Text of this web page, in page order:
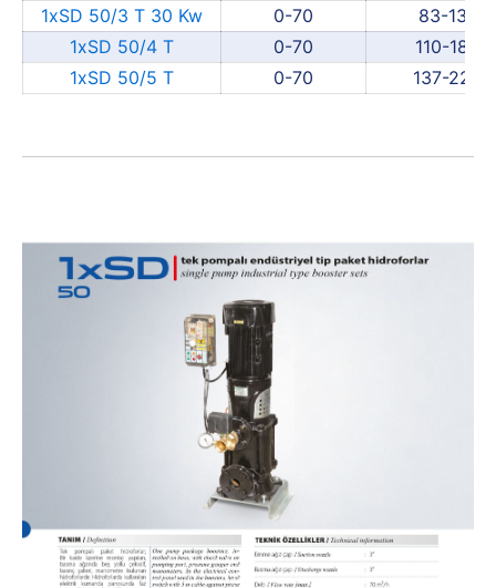
1xSD 50/3 T 30 Kw
0-70
83-137
1xSD 50/4 T
0-70
110-182
1xSD 50/5 T
0-70 137-228